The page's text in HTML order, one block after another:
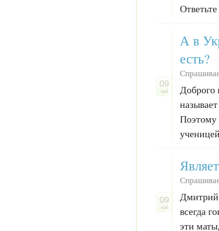
09
май
А в
есть?
Доброго
Поэтому
09
май
всегда
эти